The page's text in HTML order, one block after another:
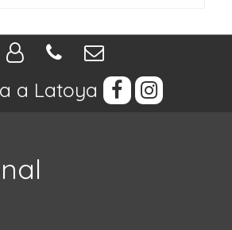
a Latoya